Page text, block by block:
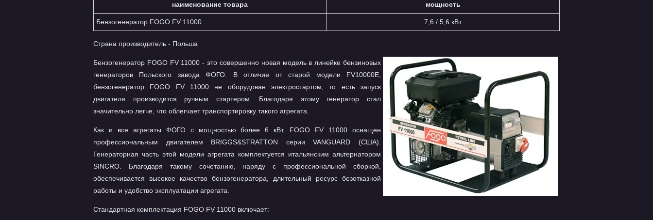
наименование товара мощность
Бензогенератор FOGO FV 11000 7,6 / 5,6 кВт
Страна производитель - Польша
Бензогенератор FOGO FV 11000 - это совершенно новая модель в линейке бензиновых
генераторов Польского завода ФОГО. В отличие от старой модели FV10000E,
бензогенератор FOGO FV 11000 не оборудован электростартом, то есть запуск
двигателя производится ручным стартером. Благодаря этому генератор стал
значительно легче, что облегчает транспортировку такого агрегата.
Как и все агрегаты ФОГО с мощностью более 6 кВт, FOGO FV 11000 оснащен
профессиональным двигателем BRIGGS&STRATTON серии VANGUARD (США).
Генераторная часть этой модели агрегата комплектуется итальянским альтернатором
SINCRO. Благодаря такому сочетанию, наряду с профессиональной сборкой,
обеспечивается высокое качество бензогенератора, длительный ресурс безотказной
работы и удобство эксплуатации агрегата.
Стандартная комплектация FOGO FV 11000 включает: